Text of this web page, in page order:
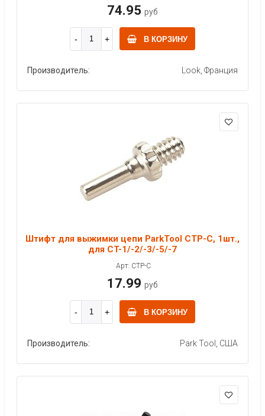
74.95 руб
В КОРЗИНУ
Производитель: Look, Франция
Штифт для выжимки цепи ParkTool CTP-C, 1шт.,
для CT-1/-2/-3/-5/-7
Арт: CTP-C
17.99 руб
В КОРЗИНУ
Производитель: Park Tool, США